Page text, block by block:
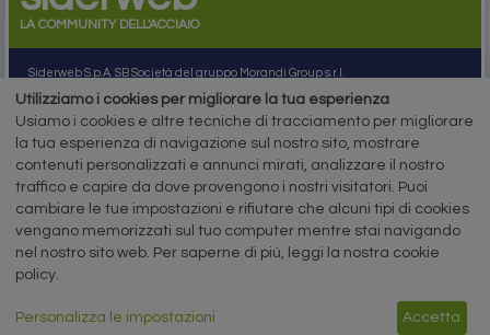
LA COMMUNITY DELL'ACCIAIO
Siderweb S.p.A. SB Società del gruppo Morandi Group s.r.l.
ISSN 2532-2982
Sede sociale: Flero (Brescia) Via Don Milani 5
E.
info@siderweb.com
Tutti i diritti sono riservati
Privacy policy
Digital Services Act Policy
MENU SEGUICI SUI NOSTRI
Utilizziamo i cookies per migliorare la tua esperienza
Usiamo i cookies e altre tecniche di tracciamento per migliorare
la tua esperienza di navigazione sul nostro sito, mostrare
contenuti personalizzati e annunci mirati, analizzare il nostro
traffico e capire da dove provengono i nostri visitatori. Puoi
cambiare le tue impostazioni e rifiutare che alcuni tipi di cookies
vengano memorizzati sul tuo computer mentre stai navigando
nel nostro sito web. Per saperne di più, leggi la nostra cookie
policy.
Personalizza le impostazioni Accetta